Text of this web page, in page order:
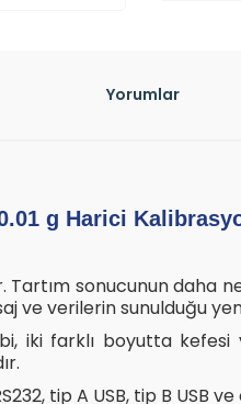
Yorumlar
g Harici
Tartım sonucunun
ve verilerin sunulduğu
iki farklı boyutta kefesi
tip A USB, tip B USB